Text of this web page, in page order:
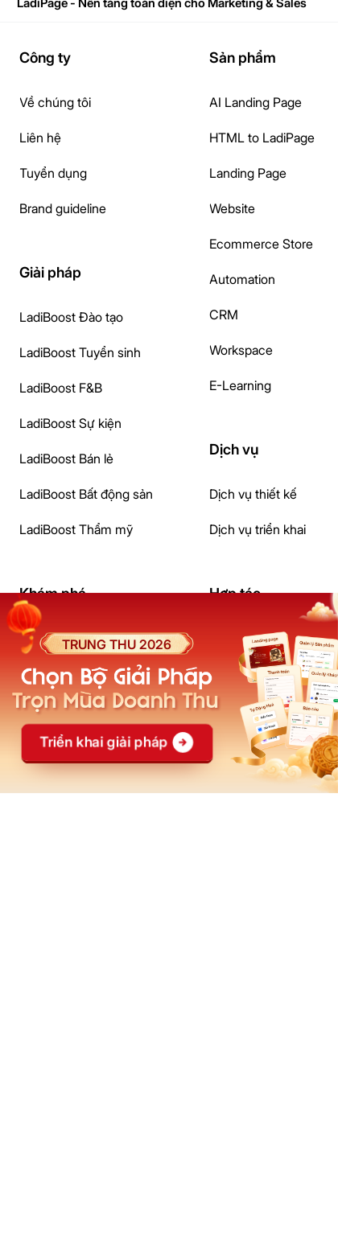
Công ty
Về chúng tôi
Liên hệ
Tuyển dụng
Brand guideline
Sản phẩm
AI Landing Page
HTML to LadiPage
Landing Page
Website
Ecommerce Store
Automation
CRM
Workspace
E-Learning
Giải pháp
LadiBoost Đào tạo
LadiBoost Tuyển sinh
LadiBoost F&B
LadiBoost Sự kiện
LadiBoost Bán lẻ
LadiBoost Bất động sản
LadiBoost Thẩm mỹ
Dịch vụ
Dịch vụ thiết kế
Dịch vụ triển khai
Khám phá
Tài liệu hướng dẫn
Cửa hàng giao diện mẫu
Khoá học
Blog
Casestudy
Hợp tác
Đối tác giải pháp
Đối tác đào tạo
Affiliate